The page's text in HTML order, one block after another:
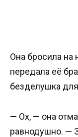
Она бросила на
передала её
безделушка
— Ох, — она
равнодушно. —